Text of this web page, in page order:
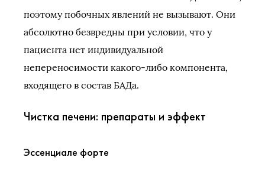
поэтому побочных явлений не вызывают. Они
абсолютно безвредны при условии, что у
пациента нет индивидуальной
непереносимости какого-либо компонента,
входящего в состав БАДа.
Чистка печени: препараты и эффект
Эссенциале форте